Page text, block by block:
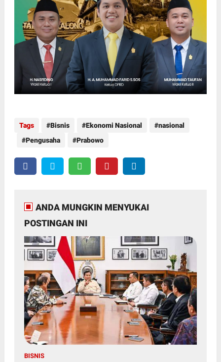
Tags Bisnis Ekonomi Nasional
nasional
Pengusaha
Prabowo
ANDA MUNGKIN MENYUKAI
POSTINGAN INI
BISNIS